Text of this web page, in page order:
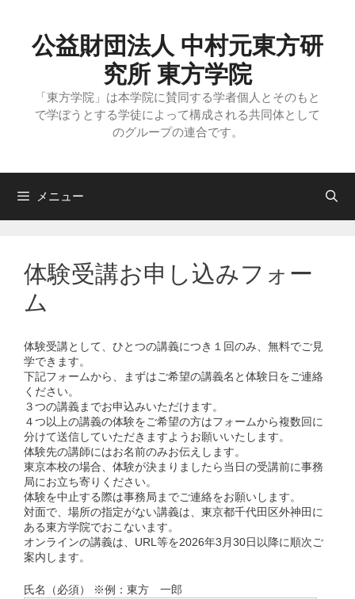
公益財団法人 中村元東方研
究所 東方学院
「東方学院」は本学院に賛同する学者個人とそのもと
で学ぼうとする学徒によって構成される共同体として
のグループの連合です。
メニュー
体験受講お申し込みフォー
ム
体験受講として、ひとつの講義につき１回のみ、無料でご見
学できます。
下記フォームから、まずはご希望の講義名と体験日をご連絡
ください。
３つの講義までお申込みいただけます。
４つ以上の講義の体験をご希望の方はフォームから複数回に
分けて送信していただきますようお願いいたします。
体験先の講師にはお名前のみお伝えします。
東京本校の場合、体験が決まりましたら当日の受講前に事務
局にお立ち寄りください。
体験を中止する際は事務局までご連絡をお願いします。
対面で、場所の指定がない講義は、東京都千代田区外神田に
ある東方学院でおこないます。
オンラインの講義は、URL等を2026年3月30日以降に順次ご
案内します。
氏名（必須） ※例：東方 一郎